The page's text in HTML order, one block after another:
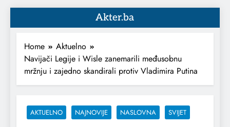
Akter.ba
Home
Aktuelno
Navijači Legije i Wisle zanemarili međusobnu
mržnju i zajedno skandirali protiv Vladimira Putina
AKTUELNO NAJNOVIJE NASLOVNA SVIJET